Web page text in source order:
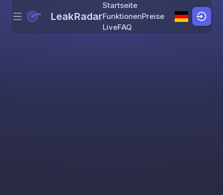
Skip to content
Menu LeakRadar
Startseite
FunktionenPreise
LiveFAQ